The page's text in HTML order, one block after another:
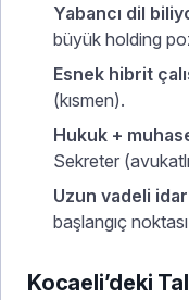
Yabancı dil
büyük holding
Esnek hibrit
(kısmen).
Hukuk +
Sekreter
Uzun vadeli
başlangıç
Kocaeli’deki